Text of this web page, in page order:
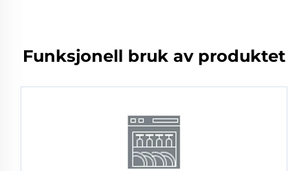
Funksjonell bruk av produktet